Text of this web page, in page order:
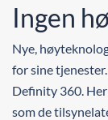
Ingen
Nye,
for sine
Definity 360.
som de